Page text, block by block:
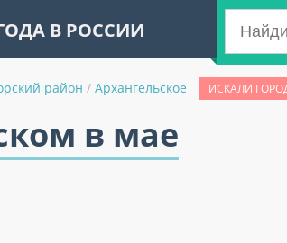
В РОССИИ
район / Архангельское ИСКАЛИ
в мае